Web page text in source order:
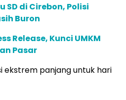
SD di Cirebon, Polisi
Buron
Release, Kunci UMKM
Pasar
ekstrem panjang untuk hari